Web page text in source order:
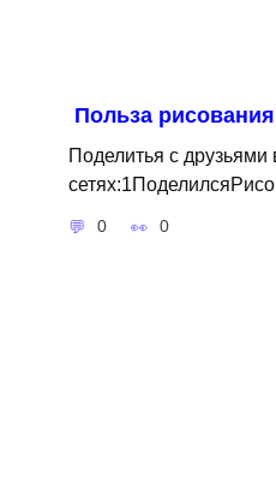
Польза
Поделитья с друзьями
0 0